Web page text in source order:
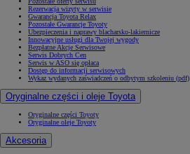
Rezerwacja wizyty w serwisie
Gwarancja Toyota Relax
Pozostałe Gwarancje Toyoty
Ubezpieczenia i naprawy blacharsko-lakiernicze
Innowacyjne usługi dla Twojej wygody
Bezpłatne Akcje Serwisowe
Serwis Dobrych Cen
Serwis w ASO się opłaca
Dostęp do informacji serwisowych
Wykaz wydanych zaświadczeń o odbytym szkoleniu (pdf)
Oryginalne części i oleje Toyota
Oryginalne części Toyoty
Oryginalne oleje Toyoty
Akcesoria